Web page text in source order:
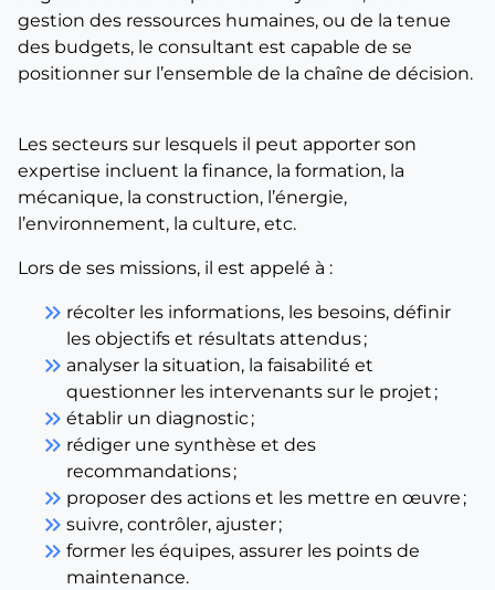
gestion des ressources humaines, ou de la tenue
des budgets, le consultant est capable de se
positionner sur l’ensemble de la chaîne de décision.
Les secteurs sur lesquels il peut apporter son
expertise incluent la finance, la formation, la
mécanique, la construction, l’énergie,
l’environnement, la culture, etc.
Lors de ses missions, il est appelé à :
keyboard_double_arrow_right récolter les informations, les besoins, définir
les objectifs et résultats attendus ;
keyboard_double_arrow_right analyser la situation, la faisabilité et
questionner les intervenants sur le projet ;
keyboard_double_arrow_right établir un diagnostic ;
keyboard_double_arrow_right rédiger une synthèse et des
recommandations ;
keyboard_double_arrow_right proposer des actions et les mettre en œuvre ;
keyboard_double_arrow_right suivre, contrôler, ajuster ;
keyboard_double_arrow_right former les équipes, assurer les points de
maintenance.